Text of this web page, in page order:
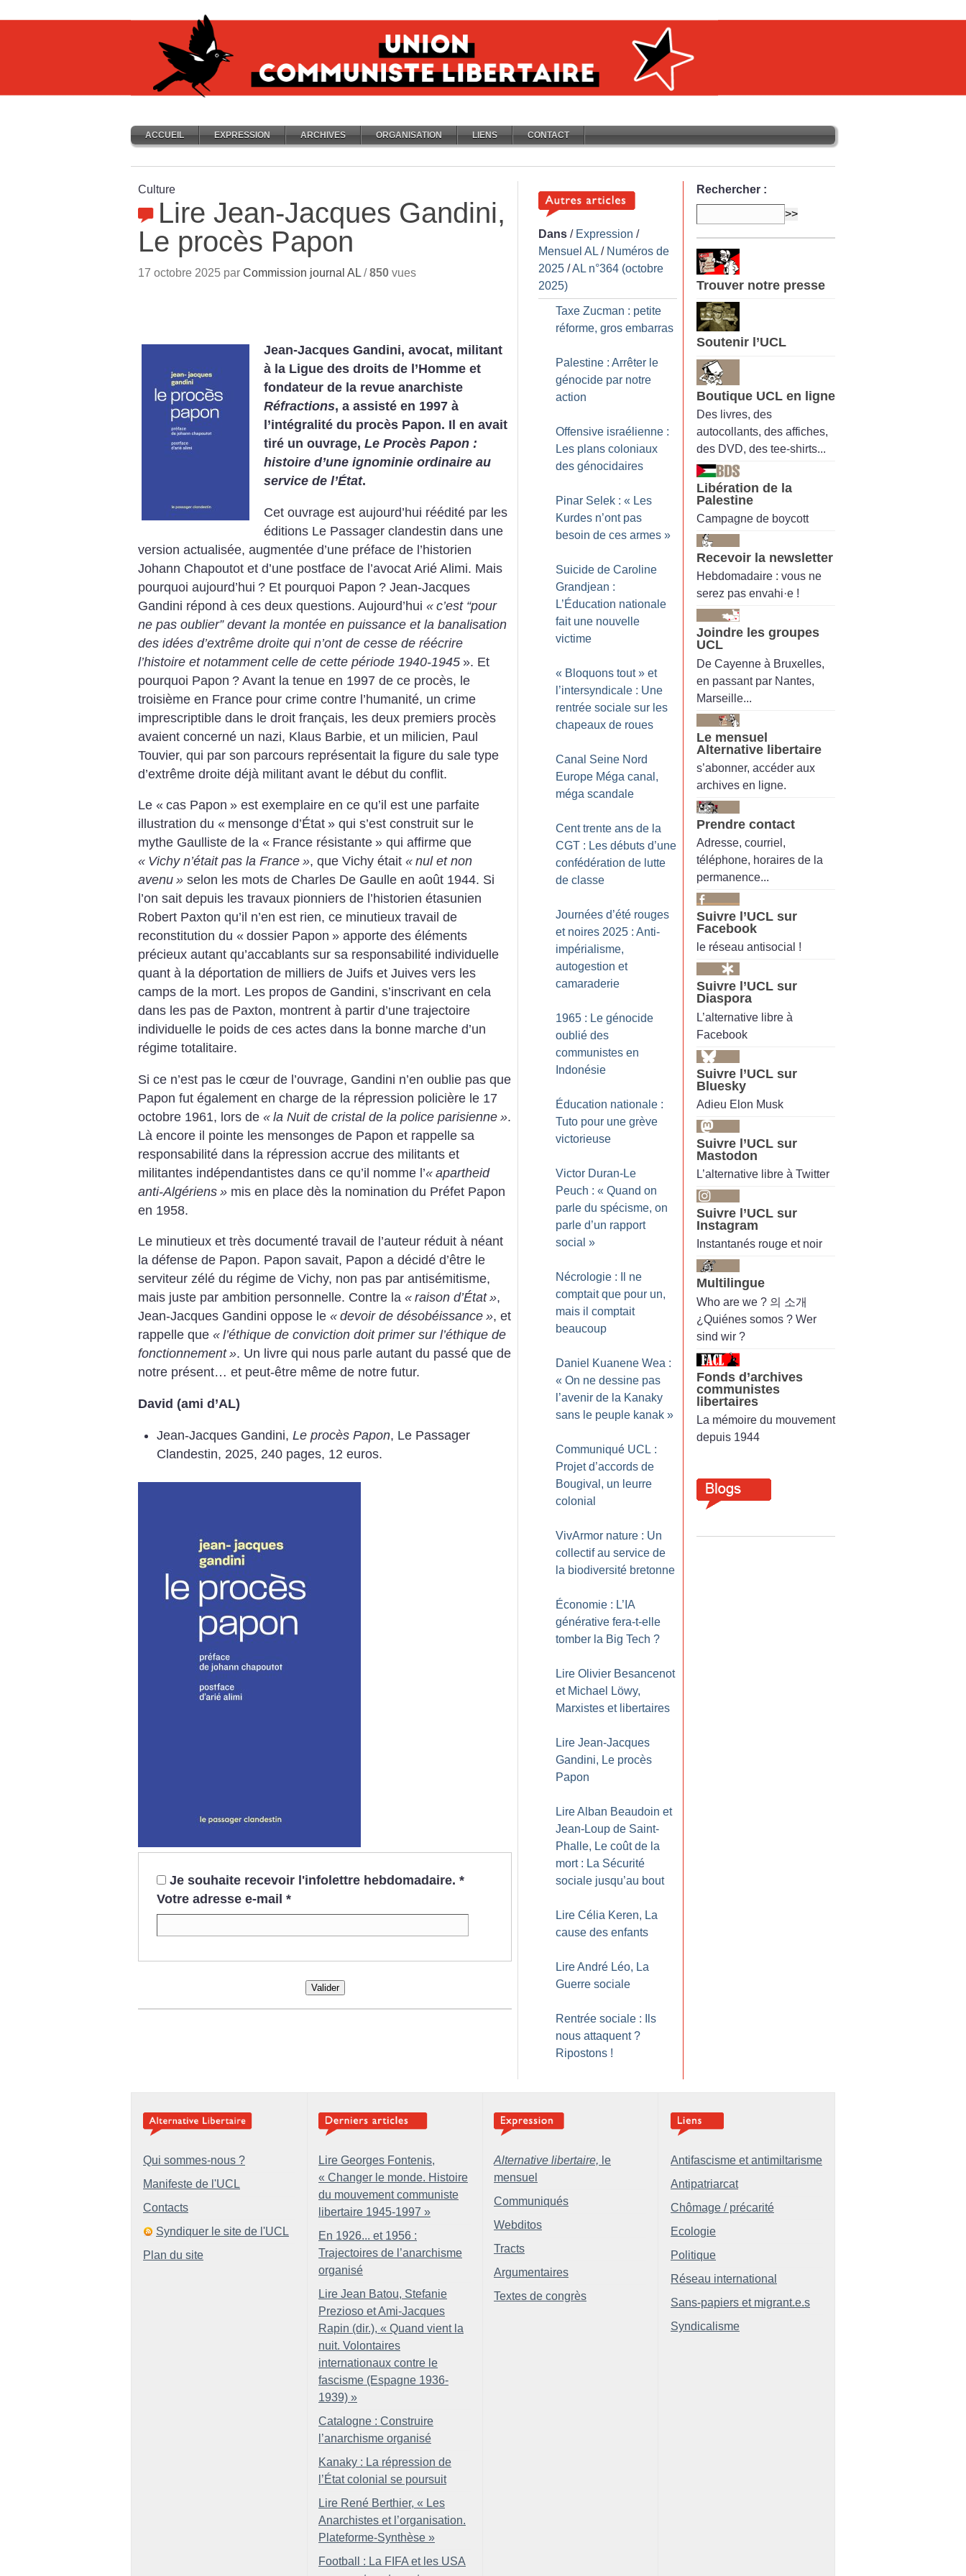
ACCUEIL EXPRESSION ARCHIVES ORGANISATION LIENS CONTACT
Culture
Lire Jean-Jacques Gandini,
Le procès Papon
17 octobre 2025 par Commission journal AL /850 vues
Jean-Jacques Gandini, avocat, militant
à la Ligue des droits de l’Homme et
fondateur de la revue anarchiste
Réfractions, a assisté en 1997 à
l’intégralité du procès Papon. Il en avait
tiré un ouvrage, Le Procès Papon :
histoire d’une ignominie ordinaire au
service de l’État.
Cet ouvrage est aujourd’hui réédité par les
éditions Le Passager clandestin dans une
version actualisée, augmentée d’une préface de l’historien
Johann Chapoutot et d’une postface de l’avocat Arié Alimi. Mais
pourquoi aujourd’hui ? Et pourquoi Papon ? Jean-Jacques
Gandini répond à ces deux questions. Aujourd’hui « c’est “pour
ne pas oublier” devant la montée en puissance et la banalisation
des idées d’extrême droite qui n’ont de cesse de réécrire
l’histoire et notamment celle de cette période 1940-1945 ». Et
pourquoi Papon ? Avant la tenue en 1997 de ce procès, le
troisième en France pour crime contre l’humanité, un crime
imprescriptible dans le droit français, les deux premiers procès
avaient concerné un nazi, Klaus Barbie, et un milicien, Paul
Touvier, qui par son parcours représentait la figure du sale type
d’extrême droite déjà militant avant le début du conflit.
Le « cas Papon » est exemplaire en ce qu’il est une parfaite
illustration du « mensonge d’État » qui s’est construit sur le
mythe Gaulliste de la « France résistante » qui affirme que
« Vichy n’était pas la France », que Vichy était « nul et non
avenu » selon les mots de Charles De Gaulle en août 1944. Si
l’on sait depuis les travaux pionniers de l’historien étasunien
Robert Paxton qu’il n’en est rien, ce minutieux travail de
reconstitution du « dossier Papon » apporte des éléments
précieux autant qu’accablants sur sa responsabilité individuelle
quant à la déportation de milliers de Juifs et Juives vers les
camps de la mort. Les propos de Gandini, s’inscrivant en cela
dans les pas de Paxton, montrent à partir d’une trajectoire
individuelle le poids de ces actes dans la bonne marche d’un
régime totalitaire.
Si ce n’est pas le cœur de l’ouvrage, Gandini n’en oublie pas que
Papon fut également en charge de la répression policière le 17
octobre 1961, lors de « la Nuit de cristal de la police parisienne ».
Là encore il pointe les mensonges de Papon et rappelle sa
responsabilité dans la répression accrue des militants et
militantes indépendantistes dans ce qu’il nomme l’« apartheid
anti-Algériens » mis en place dès la nomination du Préfet Papon
en 1958.
Le minutieux et très documenté travail de l’auteur réduit à néant
la défense de Papon. Papon savait, Papon a décidé d’être le
serviteur zélé du régime de Vichy, non pas par antisémitisme,
mais juste par ambition personnelle. Contre la « raison d’État »,
Jean-Jacques Gandini oppose le « devoir de désobéissance », et
rappelle que « l’éthique de conviction doit primer sur l’éthique de
fonctionnement ». Un livre qui nous parle autant du passé que de
notre présent… et peut-être même de notre futur.
David (ami d’AL)
Jean-Jacques Gandini,Le procès Papon, Le Passager
Clandestin, 2025, 240 pages, 12 euros.
Je souhaite recevoir l'infolettre hebdomadaire. *
Votre adresse e-mail *
Valider
Dans / Expression /
Mensuel AL / Numéros de
2025 /AL n°364 (octobre
2025)
Taxe Zucman : petite
réforme, gros embarras
Palestine : Arrêter le
génocide par notre
action
Offensive israélienne :
Les plans coloniaux
des génocidaires
Pinar Selek : « Les
Kurdes n’ont pas
besoin de ces armes »
Suicide de Caroline
Grandjean :
L’Éducation nationale
fait une nouvelle
victime
« Bloquons tout » et
l’intersyndicale : Une
rentrée sociale sur les
chapeaux de roues
Canal Seine Nord
Europe Méga canal,
méga scandale
Cent trente ans de la
CGT : Les débuts d’une
confédération de lutte
de classe
Journées d’été rouges
et noires 2025 : Anti-
impérialisme,
autogestion et
camaraderie
1965 : Le génocide
oublié des
communistes en
Indonésie
Éducation nationale :
Tuto pour une grève
victorieuse
Victor Duran-Le
Peuch : « Quand on
parle du spécisme, on
parle d’un rapport
social »
Nécrologie : Il ne
comptait que pour un,
mais il comptait
beaucoup
Daniel Kuanene Wea :
« On ne dessine pas
l’avenir de la Kanaky
sans le peuple kanak »
Communiqué UCL :
Projet d’accords de
Bougival, un leurre
colonial
VivArmor nature : Un
collectif au service de
la biodiversité bretonne
Économie : L’IA
générative fera-t-elle
tomber la Big Tech ?
Lire Olivier Besancenot
et Michael Löwy,
Marxistes et libertaires
Lire Jean-Jacques
Gandini, Le procès
Papon
Lire Alban Beaudoin et
Jean-Loup de Saint-
Phalle, Le coût de la
mort : La Sécurité
sociale jusqu’au bout
Lire Célia Keren, La
cause des enfants
Lire André Léo, La
Guerre sociale
Rentrée sociale : Ils
nous attaquent ?
Ripostons !
Rechercher :
Trouver notre presse
Soutenir l’UCL
Boutique UCL en ligne
Des livres, des
autocollants, des affiches,
des DVD, des tee-shirts...
Libération de la
Palestine
Campagne de boycott
Recevoir la newsletter
Hebdomadaire : vous ne
serez pas envahi·e !
Joindre les groupes
UCL
De Cayenne à Bruxelles,
en passant par Nantes,
Marseille...
Le mensuel
Alternative libertaire
s’abonner, accéder aux
archives en ligne.
Prendre contact
Adresse, courriel,
téléphone, horaires de la
permanence...
Suivre l’UCL sur
Facebook
le réseau antisocial !
Suivre l’UCL sur
Diaspora
L’alternative libre à
Facebook
Suivre l’UCL sur
Bluesky
Adieu Elon Musk
Suivre l’UCL sur
Mastodon
L’alternative libre à Twitter
Suivre l’UCL sur
Instagram
Instantanés rouge et noir
Multilingue
Who are we ? 의 소개
¿Quiénes somos ? Wer
sind wir ?
Fonds d’archives
communistes
libertaires
La mémoire du mouvement
depuis 1944
Qui sommes-nous ?
Manifeste de l'UCL
Contacts
Syndiquer le site de l'UCL
Plan du site
Lire Georges Fontenis,
« Changer le monde. Histoire
du mouvement communiste
libertaire 1945-1997 »
En 1926... et 1956 :
Trajectoires de l’anarchisme
organisé
Lire Jean Batou, Stefanie
Prezioso et Ami-Jacques
Rapin (dir.), « Quand vient la
nuit. Volontaires
internationaux contre le
fascisme (Espagne 1936-
1939) »
Catalogne : Construire
l’anarchisme organisé
Kanaky : La répression de
l’État colonial se poursuit
Lire René Berthier, « Les
Anarchistes et l’organisation.
Plateforme-Synthèse »
Football : La FIFA et les USA
Alternative libertaire, le
mensuel
Communiqués
Webditos
Tracts
Argumentaires
Textes de congrès
Antifascisme et antimiltarisme
Antipatriarcat
Chômage / précarité
Ecologie
Politique
Réseau international
Sans-papiers et migrant.e.s
Syndicalisme